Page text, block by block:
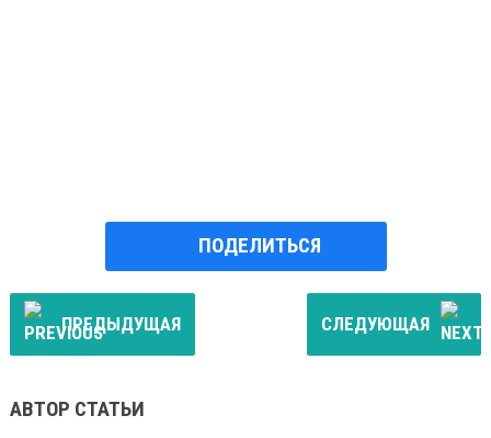
ПОДЕЛИТЬСЯ
ПРЕДЫДУЩАЯ СЛЕДУЮЩАЯ
АВТОР СТАТЬИ